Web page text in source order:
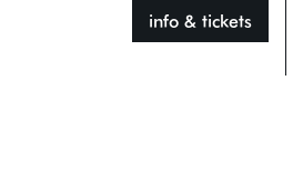
info & tickets